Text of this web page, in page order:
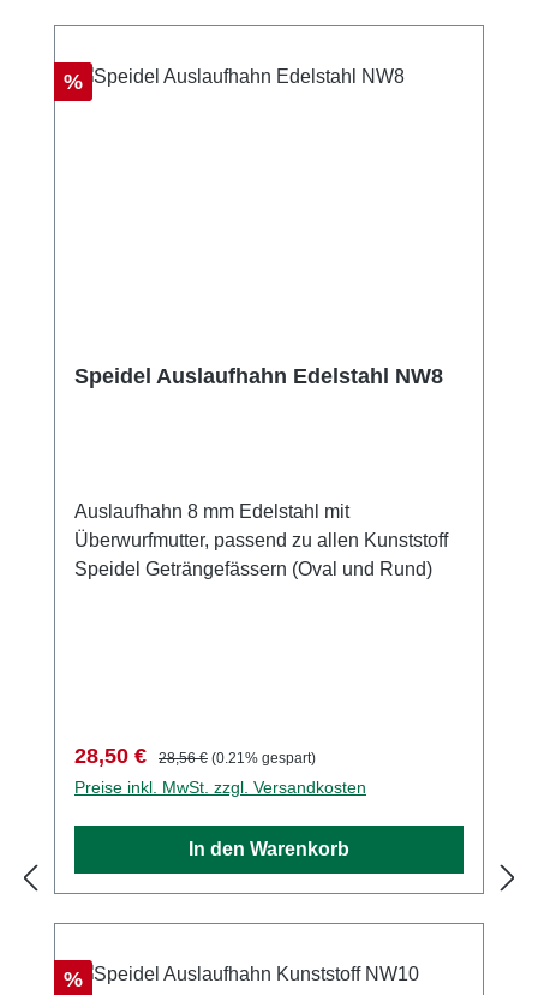
Rabatt
%
Speidel Auslaufhahn Edelstahl NW8
Auslaufhahn 8 mm Edelstahl mit
Überwurfmutter, passend zu allen Kunststoff
Speidel Geträngefässern (Oval und Rund)
Verkaufspreis:
28,50 € Regulärer Preis:
28,56 € (0.21% gespart)
Preise inkl. MwSt. zzgl. Versandkosten
In den Warenkorb
Rabatt
%